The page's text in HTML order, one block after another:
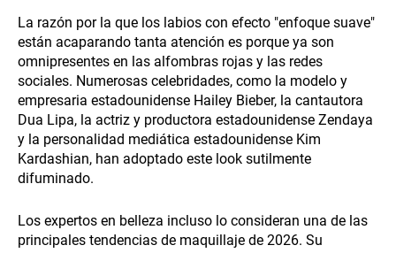
La razón por la que los labios con efecto "enfoque suave"
están acaparando tanta atención es porque ya son
omnipresentes en las alfombras rojas y las redes
sociales. Numerosas celebridades, como la modelo y
empresaria estadounidense Hailey Bieber, la cantautora
Dua Lipa, la actriz y productora estadounidense Zendaya
y la personalidad mediática estadounidense Kim
Kardashian, han adoptado este look sutilmente
difuminado.
Los expertos en belleza incluso lo consideran una de las
principales tendencias de maquillaje de 2026. Su